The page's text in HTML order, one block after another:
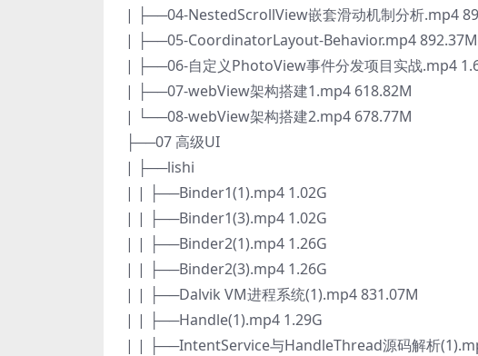
| ├──04-NestedScrollView嵌套滑动机制分析.mp4
| ├──05-CoordinatorLayout-Behavior.mp4 892.37M
| ├──06-自定义PhotoView事件分发项目实战.mp4
| ├──07-webView架构搭建1.mp4 618.82M
| └──08-webView架构搭建2.mp4 678.77M
├──07 高级UI
| ├──lishi
| | ├──Binder1(1).mp4 1.02G
| | ├──Binder1(3).mp4 1.02G
| | ├──Binder2(1).mp4 1.26G
| | ├──Binder2(3).mp4 1.26G
| | ├──Dalvik VM进程系统(1).mp4 831.07M
| | ├──Handle(1).mp4 1.29G
| | ├──IntentService与HandleThread源码解析